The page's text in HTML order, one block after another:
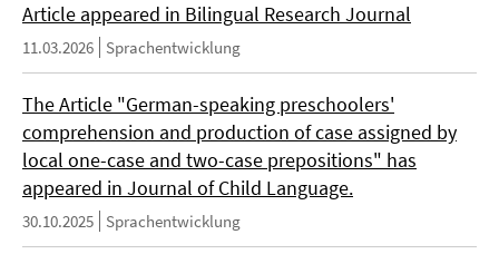
Article appeared in Bilingual Research Journal
11.03.2026 Sprachentwicklung
The Article "German-speaking preschoolers'
comprehension and production of case assigned by
local one-case and two-case prepositions" has
appeared in Journal of Child Language.
30.10.2025 Sprachentwicklung